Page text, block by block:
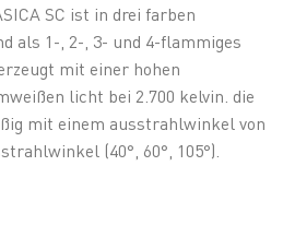
SC ist in drei farben
als 1-, 2-, 3- und 4-flammiges
mit einer hohen
licht bei 2.700 kelvin. die
mit einem ausstrahlwinkel von
(40°, 60°, 105°).